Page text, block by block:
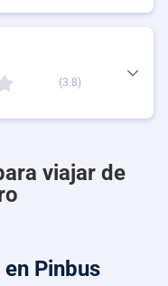
(3.8)
viajar de
en Pinbus